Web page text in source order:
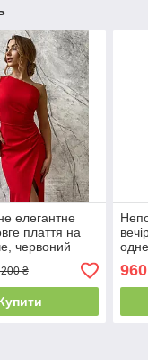
елегантне
плаття на
червоний
₴ 960